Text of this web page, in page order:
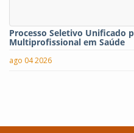
Processo Seletivo Unificado
Multiprofissional em Saúde
ago 04 2026